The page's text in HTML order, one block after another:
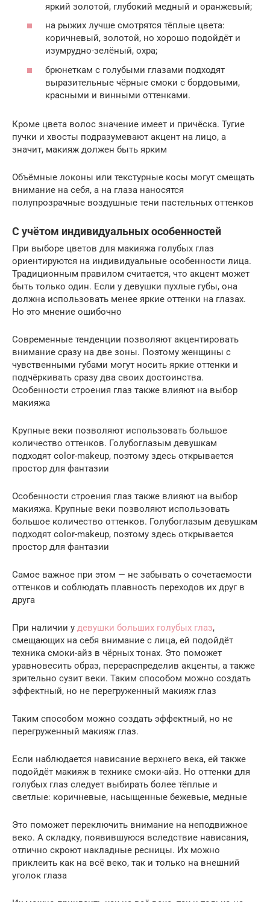
яркий золотой, глубокий медный и оранжевый;
на рыжих лучше смотрятся тёплые цвета:
коричневый, золотой, но хорошо подойдёт и
изумрудно-зелёный, охра;
брюнеткам с голубыми глазами подходят
выразительные чёрные смоки с бордовыми,
красными и винными оттенками.
Кроме цвета волос значение имеет и причёска. Тугие
пучки и хвосты подразумевают акцент на лицо, а
значит, макияж должен быть ярким
Объёмные локоны или текстурные косы могут смещать
внимание на себя, а на глаза наносятся
полупрозрачные воздушные тени пастельных оттенков
С учётом индивидуальных особенностей
При выборе цветов для макияжа голубых глаз
ориентируются на индивидуальные особенности лица.
Традиционным правилом считается, что акцент может
быть только один. Если у девушки пухлые губы, она
должна использовать менее яркие оттенки на глазах.
Но это мнение ошибочно
Современные тенденции позволяют акцентировать
внимание сразу на две зоны. Поэтому женщины с
чувственными губами могут носить яркие оттенки и
подчёркивать сразу два своих достоинства.
Особенности строения глаз также влияют на выбор
макияжа
Крупные веки позволяют использовать большое
количество оттенков. Голубоглазым девушкам
подходят color-makeup, поэтому здесь открывается
простор для фантазии
Особенности строения глаз также влияют на выбор
макияжа. Крупные веки позволяют использовать
большое количество оттенков. Голубоглазым девушкам
подходят color-makeup, поэтому здесь открывается
простор для фантазии
Самое важное при этом — не забывать о сочетаемости
оттенков и соблюдать плавность переходов их друг в
друга
При наличии у девушки больших голубых глаз,
смещающих на себя внимание с лица, ей подойдёт
техника смоки-айз в чёрных тонах. Это поможет
уравновесить образ, перераспределив акценты, а также
зрительно сузит веки. Таким способом можно создать
эффектный, но не перегруженный макияж глаз
Таким способом можно создать эффектный, но не
перегруженный макияж глаз.
Если наблюдается нависание верхнего века, ей также
подойдёт макияж в технике смоки-айз. Но оттенки для
голубых глаз следует выбирать более тёплые и
светлые: коричневые, насыщенные бежевые, медные
Это поможет переключить внимание на неподвижное
веко. А складку, появившуюся вследствие нависания,
отлично скроют накладные ресницы. Их можно
приклеить как на всё веко, так и только на внешний
уголок глаза